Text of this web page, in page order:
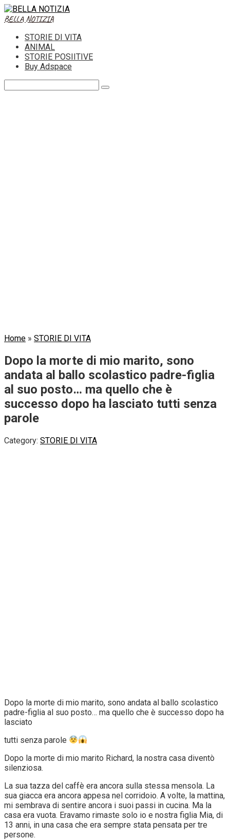
Skip
to
BELLA NOTIZIA
STORIE DI VITA
ANIMAL
STORIE POSIITIVE
Buy Adspace
Home » STORIE DI VITA
Dopo la morte di mio marito, sono
andata al ballo scolastico padre-figlia
al suo posto… ma quello che è
successo dopo ha lasciato tutti senza
parole
Category: STORIE DI VITA
Dopo la morte di mio marito, sono andata al ballo scolastico
padre-figlia al suo posto… ma quello che è successo dopo ha
lasciato
tutti senza parole
Dopo la morte di mio marito Richard, la nostra casa diventò
silenziosa.
La sua tazza del caffè era ancora sulla stessa mensola. La
sua giacca era ancora appesa nel corridoio. A volte, la mattina,
mi sembrava di sentire ancora i suoi passi in cucina. Ma la
casa era vuota. Eravamo rimaste solo io e nostra figlia Mia, di
13 anni, in una casa che era sempre stata pensata per tre
persone.